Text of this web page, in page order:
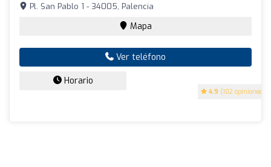
4.9 (102 opiniones)
Pl. San Pablo 1 - 34005, Palencia
Mapa
Ver teléfono
Horario